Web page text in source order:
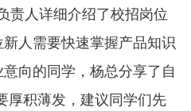
责人详细介绍了校招岗位
人需要快速掌握产品知识
向的同学，杨总分享了自
厚积薄发，建议同学们先